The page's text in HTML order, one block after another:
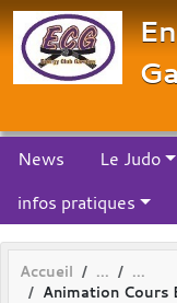
News Le Judo
infos pratiques
Accueil
Animation Cours
Panneau de gestion